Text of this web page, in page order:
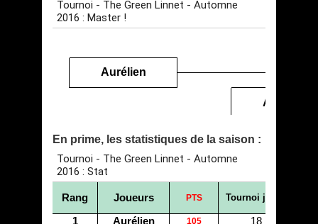
En prime, les statistiques de la saison :